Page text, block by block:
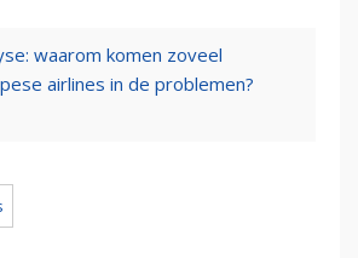
waarom komen zoveel
airlines in de problemen?